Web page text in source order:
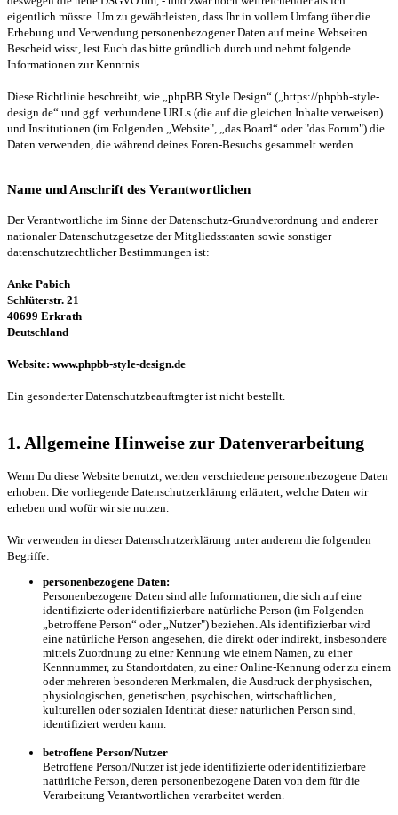
eigentlich müsste. Um zu gewährleisten, dass Ihr in vollem Umfang über die
Erhebung und Verwendung personenbezogener Daten auf meine Webseiten
Bescheid wisst, lest Euch das bitte gründlich durch und nehmt folgende
Informationen zur Kenntnis.
Diese Richtlinie beschreibt, wie „phpBB Style Design“ („https://phpbb-style-
design.de“ und ggf. verbundene URLs (die auf die gleichen Inhalte verweisen)
und Institutionen (im Folgenden „Website", „das Board“ oder "das Forum") die
Daten verwenden, die während deines Foren-Besuchs gesammelt werden.
Name und Anschrift des Verantwortlichen
Der Verantwortliche im Sinne der Datenschutz-Grundverordnung und anderer
nationaler Datenschutzgesetze der Mitgliedsstaaten sowie sonstiger
datenschutzrechtlicher Bestimmungen ist:
Anke Pabich
Schlüterstr. 21
40699 Erkrath
Deutschland
Website: www.phpbb-style-design.de
Ein gesonderter Datenschutzbeauftragter ist nicht bestellt.
1. Allgemeine Hinweise zur Datenverarbeitung
Wenn Du diese Website benutzt, werden verschiedene personenbezogene Daten
erhoben. Die vorliegende Datenschutzerklärung erläutert, welche Daten wir
erheben und wofür wir sie nutzen.
Wir verwenden in dieser Datenschutzerklärung unter anderem die folgenden
Begriffe:
personenbezogene Daten:
Personenbezogene Daten sind alle Informationen, die sich auf eine
identifizierte oder identifizierbare natürliche Person (im Folgenden
„betroffene Person“ oder „Nutzer") beziehen. Als identifizierbar wird
eine natürliche Person angesehen, die direkt oder indirekt, insbesondere
mittels Zuordnung zu einer Kennung wie einem Namen, zu einer
Kennnummer, zu Standortdaten, zu einer Online-Kennung oder zu einem
oder mehreren besonderen Merkmalen, die Ausdruck der physischen,
physiologischen, genetischen, psychischen, wirtschaftlichen,
kulturellen oder sozialen Identität dieser natürlichen Person sind,
identifiziert werden kann.
betroffene Person/Nutzer
Betroffene Person/Nutzer ist jede identifizierte oder identifizierbare
natürliche Person, deren personenbezogene Daten von dem für die
Verarbeitung Verantwortlichen verarbeitet werden.